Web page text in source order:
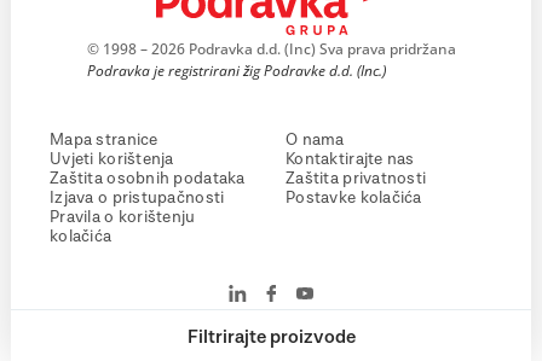
Filtrirajte proizvode
© 1998 – 2026 Podravka d.d. (Inc) Sva prava pridržana
Podravka je registrirani žig Podravke d.d. (Inc.)
Mapa stranice
Uvjeti korištenja
Zaštita osobnih podataka
Izjava o pristupačnosti
Pravila o korištenju
kolačića
O nama
Kontaktirajte nas
Zaštita privatnosti
Postavke kolačića